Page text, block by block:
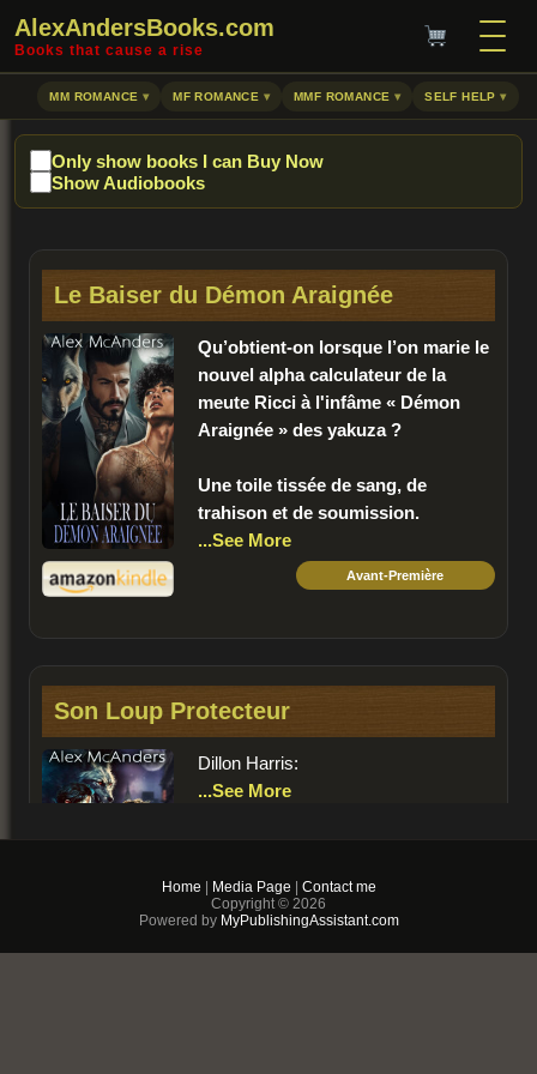
AlexAndersBooks.com
Books that cause a rise
MM ROMANCE MF ROMANCE MMF ROMANCE SELF HELP
Only show books I can Buy Now
Show Audiobooks
Le Baiser du Démon Araignée
Qu’obtient-on lorsque l’on marie le
nouvel alpha calculateur de la
meute Ricci à l'infâme « Démon
Araignée » des yakuza ?
Une toile tissée de sang, de
trahison et de soumission.
...See More
Avant-Première
Son Loup Protecteur
Dillon Harris:
...See More
Home Media Page
Contact me
Copyright © 2026
Powered byMyPublishingAssistant.com